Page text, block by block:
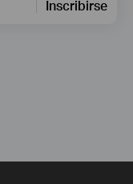
Inscribirse